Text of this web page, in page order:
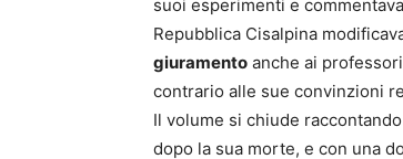
suoi esperimenti e
Repubblica Cisalpina
giuramento anche ai
contrario alle sue convinzioni
Il volume si chiude
dopo la sua morte, e con una